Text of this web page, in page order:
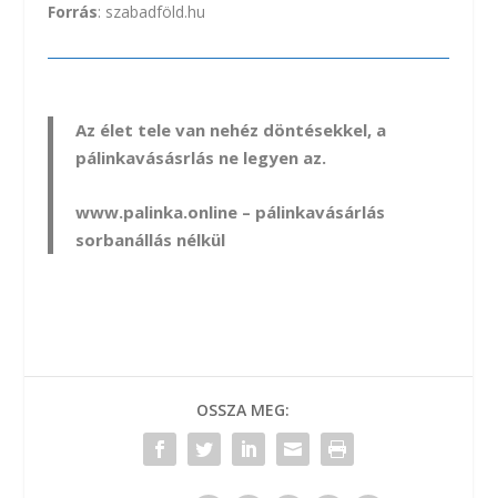
Forrás: szabadföld.hu
Az élet tele van nehéz döntésekkel, a
pálinkavásásrlás ne legyen az.
www.palinka.online– pálinkavásárlás
sorbanállás nélkül
OSSZA MEG: